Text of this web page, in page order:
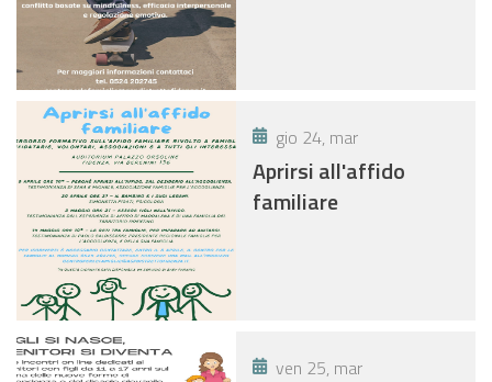
gio 24, mar
Aprirsi all'affido
familiare
ven 25, mar